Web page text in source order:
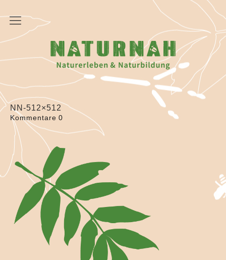
NATURNAHStartseite
Angebote
Fortbildungsreihe „Ab in den Wald“
Betriebsausflüge
Pädagogische Teamtage
Coachingraum Natur
Walk Your Way für Frauen
Übergangsritual für Jugendliche
Kindergeburtstage im Grünen
Waldferien
NN-512×512
Kommentare 0